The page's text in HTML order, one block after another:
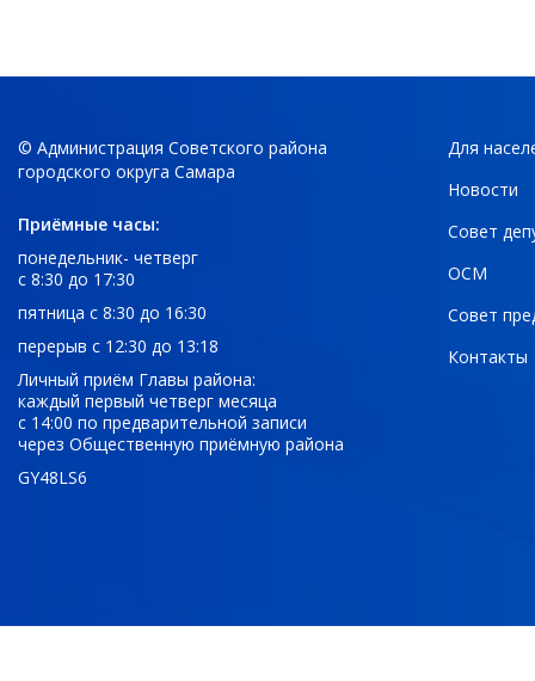
© Администрация Советского района
городского округа Самара
Приёмные часы:
понедельник- четверг
с 8:30 до 17:30
пятница с 8:30 до 16:30
перерыв с 12:30 до 13:18
Личный приём Главы района:
каждый первый четверг месяца
с 14:00 по предварительной записи
через Общественную приёмную района
GY48LS6
Для
Новости
Совет
ОСМ
Совет
Контакты